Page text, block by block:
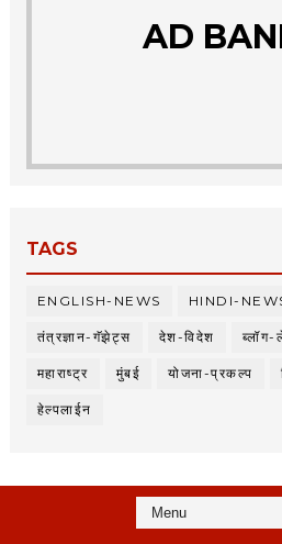
AD
TAGS
ENGLISH-NEWS HINDI-
तंत्रज्ञान-गॅझेट्स देश-विदेश
महाराष्ट्र मुंबई योजना-प्रकल्प
हेल्पलाईन